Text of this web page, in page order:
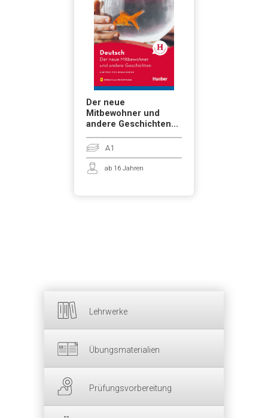
Lehrwerke
Übungsmaterialien
Prüfungsvorbereitung
Der neue
Mitbewohner und
andere Geschichten...
A1
ab 16 Jahren